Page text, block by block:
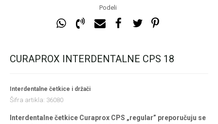
Podeli
CURAPROX INTERDENTALNE CPS 18
Interdentalne četkice i držači
Šifra artikla: 36080
Interdentalne četkice Curaprox CPS „regular” preporučuju se